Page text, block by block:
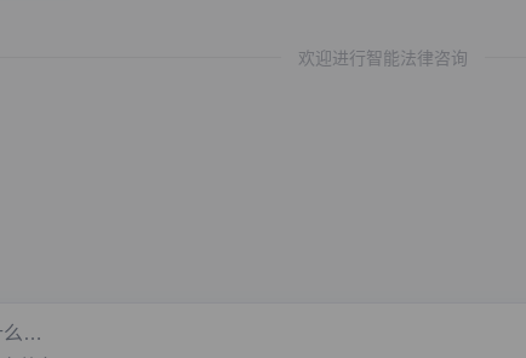
欢迎进行智能法律咨询